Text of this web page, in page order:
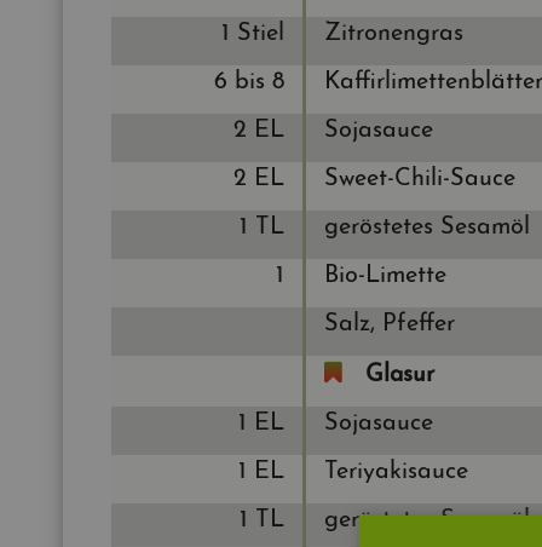
1 Stiel
Zi­tro­nen­gras
6 bis 8
Kaf­fir­li­met­ten­blät­ter
2 EL
So­ja­sauce
2 EL
Sweet-Chili-Sauce
1 TL
ge­rös­te­tes Se­sam­öl
1
Bio-Li­met­te
Salz, Pfef­fer
Gla­sur
1 EL
So­ja­sauce
1 EL
Te­riya­ki­sauce
1 TL
ge­rös­te­tes Se­sam­öl